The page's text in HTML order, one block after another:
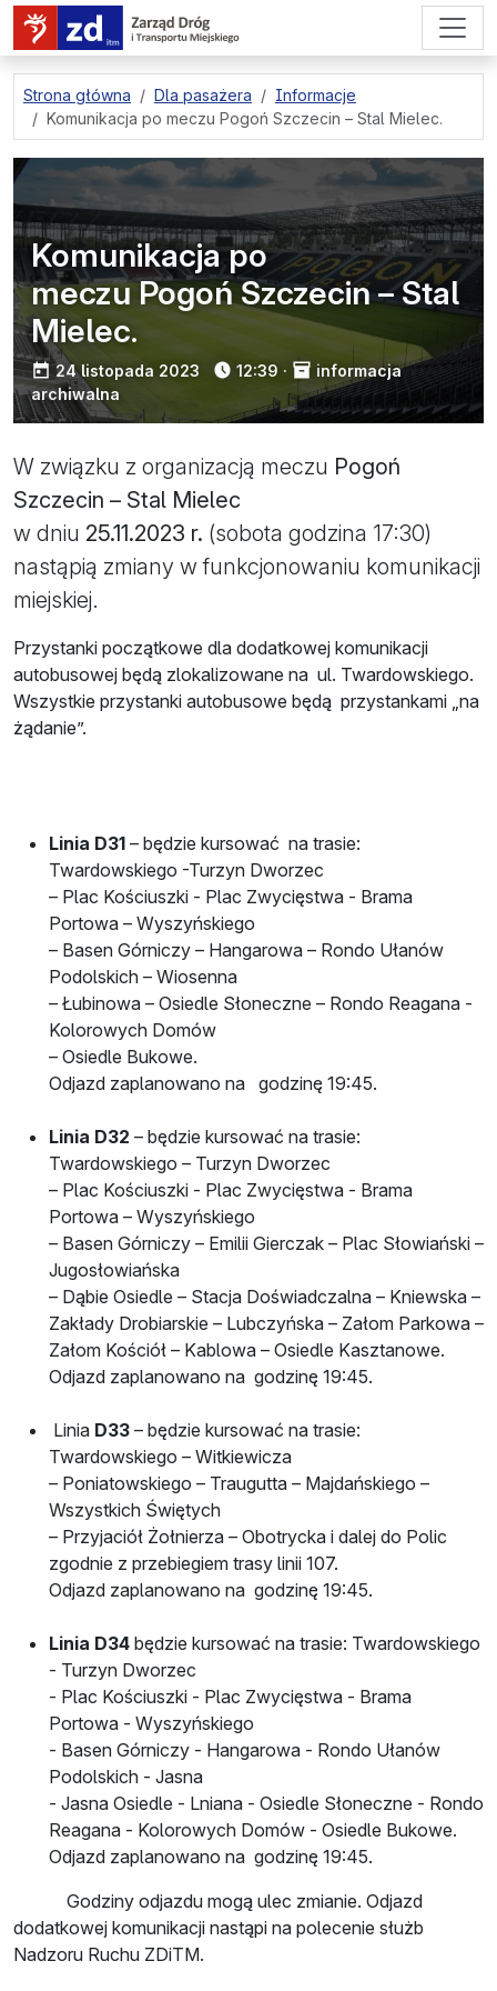
przejdź do treści strony
Strona główna Dla pasażera
Informacje
Komunikacja po meczu Pogoń Szczecin – Stal Mielec.
Komunikacja po
meczu Pogoń Szczecin – Stal
Mielec.
opublikowano:
24 listopada 2023 12:39 ·
informacja
archiwalna
W związku z organizacją meczu Pogoń
Szczecin – Stal Mielec
w dniu 25.11.2023 r. (sobota godzina 17:30)
nastąpią zmiany w funkcjonowaniu komunikacji
miejskiej.
Przystanki początkowe dla dodatkowej komunikacji
autobusowej będą zlokalizowane na ul. Twardowskiego.
Wszystkie przystanki autobusowe będą przystankami „na
żądanie”.
Linia D31 – będzie kursować na trasie:
Twardowskiego -Turzyn Dworzec
– Plac Kościuszki - Plac Zwycięstwa - Brama
Portowa – Wyszyńskiego
– Basen Górniczy – Hangarowa – Rondo Ułanów
Podolskich – Wiosenna
– Łubinowa – Osiedle Słoneczne – Rondo Reagana -
Kolorowych Domów
– Osiedle Bukowe.
Odjazd zaplanowano na godzinę 19:45.
Linia D32 – będzie kursować na trasie:
Twardowskiego – Turzyn Dworzec
– Plac Kościuszki - Plac Zwycięstwa - Brama
Portowa – Wyszyńskiego
– Basen Górniczy – Emilii Gierczak – Plac Słowiański –
Jugosłowiańska
– Dąbie Osiedle – Stacja Doświadczalna – Kniewska –
Zakłady Drobiarskie – Lubczyńska – Załom Parkowa –
Załom Kościół – Kablowa – Osiedle Kasztanowe.
Odjazd zaplanowano na godzinę 19:45.
Linia D33 – będzie kursować na trasie:
Twardowskiego – Witkiewicza
– Poniatowskiego – Traugutta – Majdańskiego –
Wszystkich Świętych
– Przyjaciół Żołnierza – Obotrycka i dalej do Polic
zgodnie z przebiegiem trasy linii 107.
Odjazd zaplanowano na godzinę 19:45.
Linia D34 będzie kursować na trasie: Twardowskiego
- Turzyn Dworzec
- Plac Kościuszki - Plac Zwycięstwa - Brama
Portowa - Wyszyńskiego
- Basen Górniczy - Hangarowa - Rondo Ułanów
Podolskich - Jasna
- Jasna Osiedle - Lniana - Osiedle Słoneczne - Rondo
Reagana - Kolorowych Domów - Osiedle Bukowe.
Odjazd zaplanowano na godzinę 19:45.
Godziny odjazdu mogą ulec zmianie. Odjazd
dodatkowej komunikacji nastąpi na polecenie służb
Nadzoru Ruchu ZDiTM.